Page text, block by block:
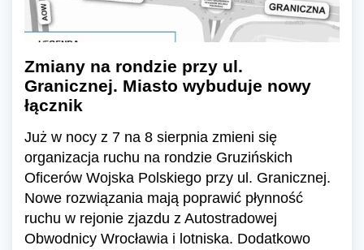
Zmiany na rondzie przy ul.
Granicznej. Miasto wybuduje nowy
łącznik
Już w nocy z 7 na 8 sierpnia zmieni się
organizacja ruchu na rondzie Gruzińskich
Oficerów Wojska Polskiego przy ul. Granicznej.
Nowe rozwiązania mają poprawić płynność
ruchu w rejonie zjazdu z Autostradowej
Obwodnicy Wrocławia i lotniska. Dodatkowo